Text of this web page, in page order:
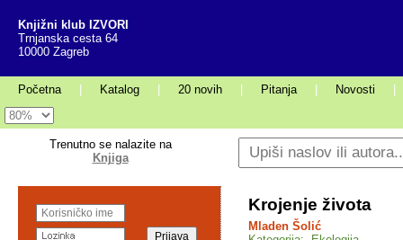
Knjižni klub IZVORI
Trnjanska cesta 64
10000 Zagreb
Početna Katalog 20 novih Pitanja Novosti
Trenutno se nalazite na
Knjiga
Krojenje života
Mladen Šolić